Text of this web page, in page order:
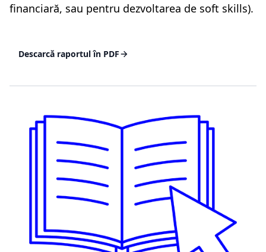
financiară, sau pentru dezvoltarea de soft skills).
Descarcă raportul în PDF